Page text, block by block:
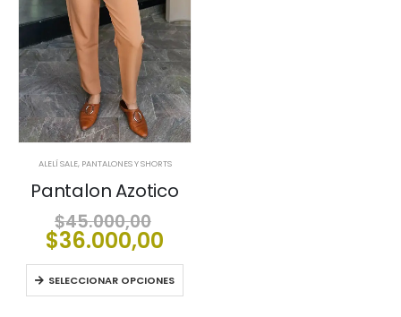
ALELÍ SALE, PANTALONES Y SHORTS
Pantalon Azotico
$45.000,00
precio
original
era:
$45.000,00.
$36.000,00
precio
actual
es:
SELECCIONAR OPCIONES